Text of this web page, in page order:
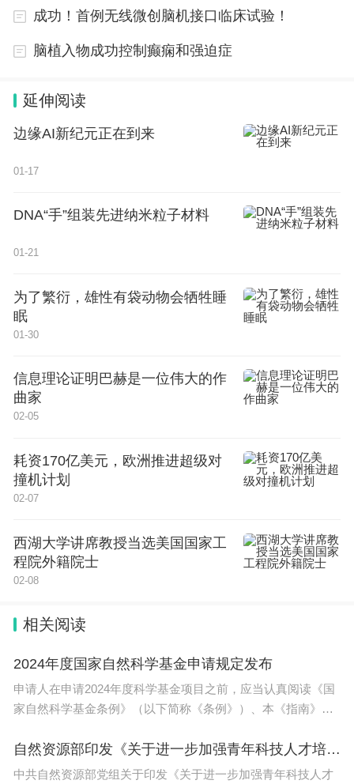
成功！首例无线微创脑机接口临床试验！
脑植入物成功控制癫痫和强迫症
延伸阅读
边缘AI新纪元正在到来
01-17
DNA“手”组装先进纳米粒子材料
01-21
为了繁衍，雄性有袋动物会牺牲睡
眠
01-30
信息理论证明巴赫是一位伟大的作
曲家
02-05
耗资170亿美元，欧洲推进超级对
撞机计划
02-07
西湖大学讲席教授当选美国国家工
程院外籍院士
02-08
相关阅读
2024年度国家自然科学基金申请规定发布
申请人在申请2024年度科学基金项目之前，应当认真阅读《国
家自然科学基金条例》（以下简称《条例》）、本《指南》、
自然资源部印发《关于进一步加强青年科技人才培养使用的具体举措》
中共自然资源部党组关于印发《关于进一步加强青年科技人才